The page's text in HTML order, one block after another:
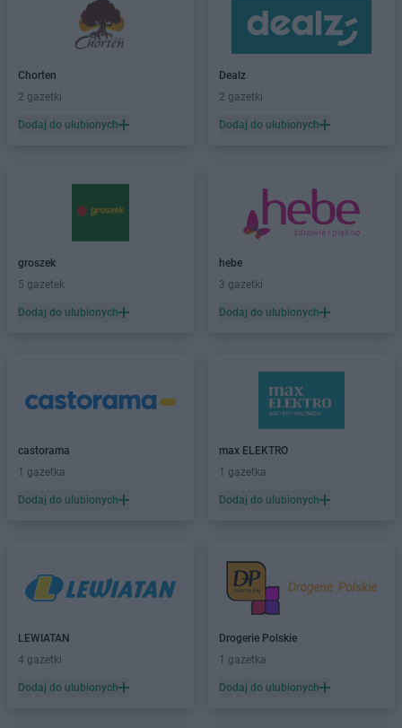
Radomsko
Rybnik
Carrefour
Carrefour Sosnowiec
Szczecin
Carrefour
Carrefour
Carrefour Tomaszów Mazowiecki
Carrefour Wodzisław Śląski
Carrefour
Carrefour Zawada
Chorten
2 gazetki
Dodaj do ulubionych
Dealz
2 gazetki
Dodaj do ulubionych
groszek
5 gazetek
Dodaj do ulubionych
hebe
3 gazetki
Dodaj do ulubionych
castorama
1 gazetka
Dodaj do ulubionych
max ELEKTRO
1 gazetka
Dodaj do ulubionych
LEWIATAN
4 gazetki
Dodaj do ulubionych
Drogerie Polskie
1 gazetka
Dodaj do ulubionych